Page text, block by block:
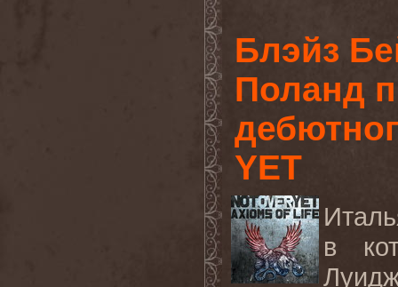
Блэйз
Поланд
YET
в